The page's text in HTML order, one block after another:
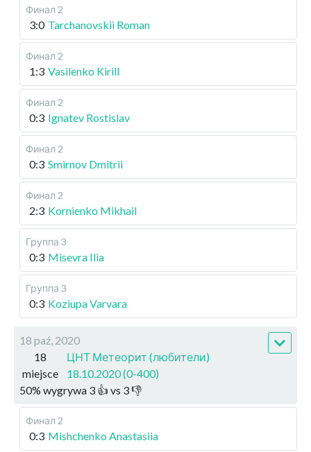
Финал 2
3:0 Tarchanovskii Roman
Финал 2
1:3 Vasilenko Kirill
Финал 2
0:3 Ignatev Rostislav
Финал 2
0:3 Smirnov Dmitrii
Финал 2
2:3 Kornienko Mikhail
Группа 3
0:3 Misevra Ilia
Группа 3
0:3 Koziupa Varvara
18 paź, 2020
18
miejsce
ЦНТ Метеорит (любители)
18.10.2020 (0-400)
50% wygrywa 3 👍 vs 3👎
Финал 2
0:3 Mishchenko Anastasiia